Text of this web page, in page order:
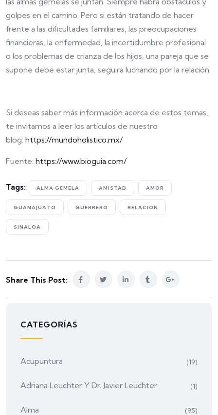
golpes en el camino. Pero si están tratando de hacer
frente a las dificultades familiares, las preocupaciones
financieras, la enfermedad, la incertidumbre profesional
o los problemas de crianza de los hijos, una pareja que se
supone debe estar junta, seguirá luchando por la relación.
Si deseas saber más información acerca de estos temas,
te invitamos a leer los artículos de nuestro
blog: https://mundoholistico.mx/
Fuente: https://www.bioguia.com/
Tags: ALMA GEMELA AMISTAD AMOR
GUANAJUATO GUERRERO RELACION
SINALOA
Share This Post:
CATEGORÍAS
Acupuntura (19)
Adriana Leuchter Y Dr. Javier Leuchter (1)
Alma (95)